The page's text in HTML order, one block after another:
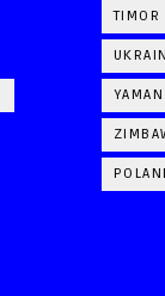
TIMOR
YAMAN